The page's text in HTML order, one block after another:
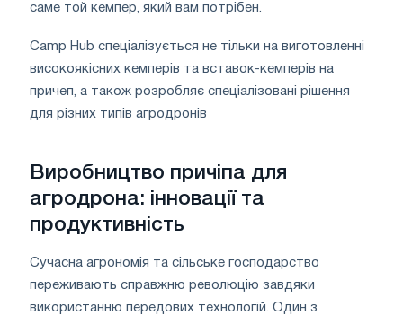
саме той кемпер, який вам потрібен.
Camp Hub спеціалізується не тільки на виготовленні
високоякісних кемперів та вставок-кемперів на
причеп, а також розробляє спеціалізовані рішення
для різних типів агродронів
Виробництво причіпа для
агродрона: інновації та
продуктивність
Сучасна агрономія та сільське господарство
переживають справжню революцію завдяки
використанню передових технологій. Один з